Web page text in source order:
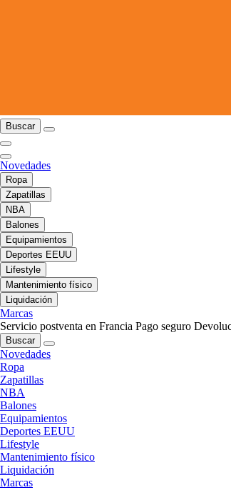
Buscar
Novedades
Ropa
Zapatillas
NBA
Balones
Equipamientos
Deportes EEUU
Lifestyle
Mantenimiento físico
Liquidación
Marcas
Servicio postventa en Francia Pago seguro
Buscar
Novedades
Ropa
Zapatillas
NBA
Balones
Equipamientos
Deportes EEUU
Lifestyle
Mantenimiento físico
Liquidación
Marcas